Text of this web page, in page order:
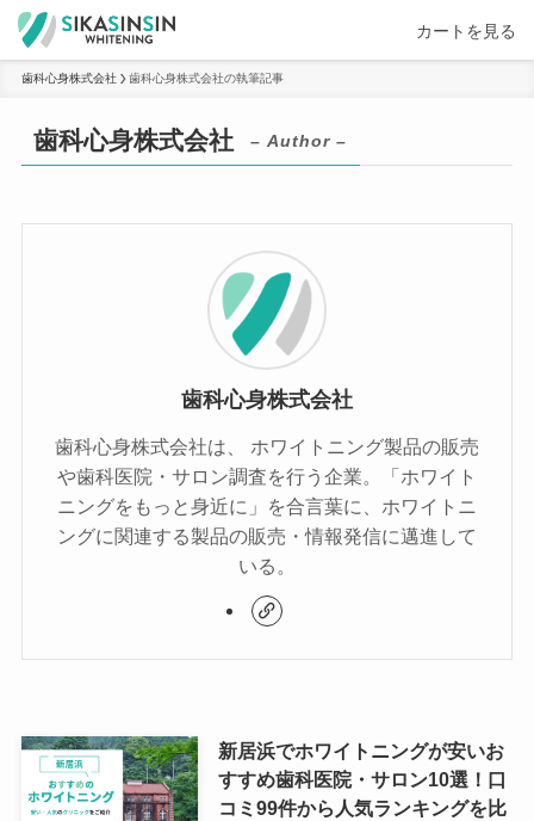
カートを見る
歯科心身株式会社 歯科心身株式会社の執筆記事
歯科心身株式会社 – Author –
歯科心身株式会社
歯科心身株式会社は、 ホワイトニング製品の販売
や歯科医院・サロン調査を行う企業。「ホワイト
ニングをもっと身近に」を合言葉に、ホワイトニ
ングに関連する製品の販売・情報発信に邁進して
いる。
新居浜でホワイトニングが安いお
すすめ歯科医院・サロン10選！口
コミ99件から人気ランキングを比